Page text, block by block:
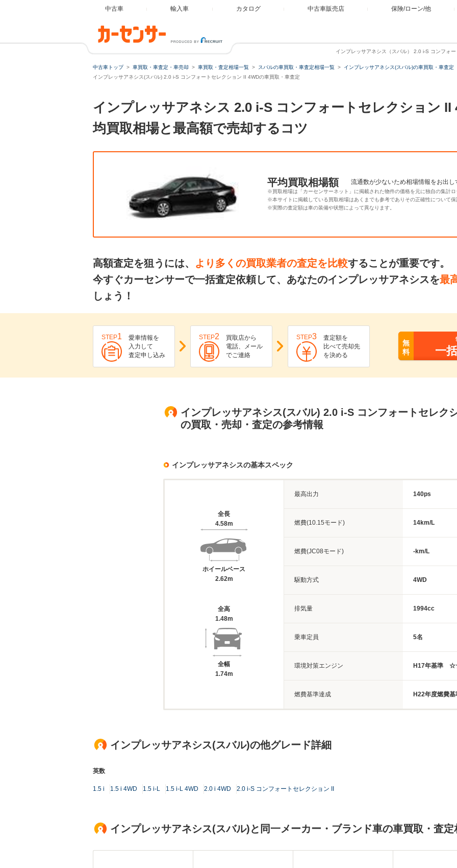
中古車 輸入車 カタログ 中古車販売店 保険/ローン/他
インプレッサアネシス（スバル） 2.0 i-S コンフォ
中古車トップ 車買取・車査定・車売却 車買取・査定相場一覧 スバルの車買取・車査定相場一覧
インプレッサアネシス(スバル)の車買取・車査定
インプレッサアネシス(スバル) 2.0 i-S コンフォートセレクション II 4WDの車買取・車査定
インプレッサアネシス 2.0 i-S コンフォートセレクション II
均買取相場と最高額で売却するコツ
平均買取相場額 流通数が少ないため相場情報をお出
※買取相場は「カーセンサーネット」に掲載された物件の価格を元に独自の集計
※本サイトに掲載している買取相場はあくまでも参考でありその正確性について
※実際の査定額は車の装備や状態によって異なります。
高額査定を狙うには、 より多くの買取業者の査定を比較することが重要です。
今すぐカーセンサーで一括査定依頼して、あなたのインプレッサアネシスを最
しょう！
STEP1
愛車情報を
入力して
査定申し込み
STEP2
買取店から
電話、メール
でご連絡
STEP3
査定額を
比べて売却先
を決める
無
料
一
インプレッサアネシス(スバル) 2.0 i-S コンフォートセレク
の買取・売却・査定の参考情報
インプレッサアネシスの基本スペック
全長
4.58m
ホイールベース
2.62m
全高
1.48m
全幅
1.74m
最高出力 140ps
燃費(10.15モード) 14km/L
燃費(JC08モード) -km/L
駆動方式 4WD
排気量 1994cc
乗車定員 5名
環境対策エンジン H17年基準
燃費基準達成 H22年度燃費
インプレッサアネシス(スバル)の他グレード詳細
英数
1.5 i 1.5 i 4WD 1.5 i-L 1.5 i-L 4WD 2.0 i 4WD 2.0 i-S コンフォートセレクション II
インプレッサアネシス(スバル)と同一メーカー・ブランド車の車買取・査定